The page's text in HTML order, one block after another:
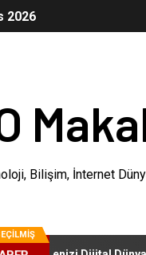
2026
Bilişim, İnternet